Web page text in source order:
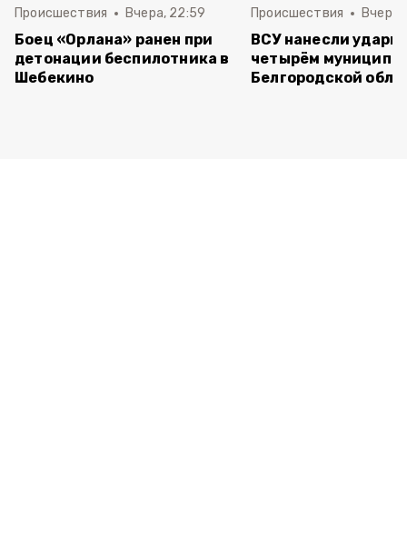
Происшествия Вчера, 22:59
Боец «Орлана» ранен при
детонации беспилотника в
Шебекино
Происшествия Вчера,
ВСУ нанесли удары
четырём
Белгородской